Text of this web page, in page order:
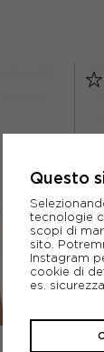
Questo
tecnologie
scopi di
sito.
Instagram
cookie di
es.